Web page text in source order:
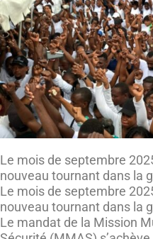
Le mois de septembre
nouveau tournant dans la
Le mois de septembre
nouveau tournant dans la
Le mandat de la Mission